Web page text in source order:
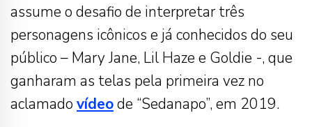
assume o desafio de interpretar três
personagens icônicos e já conhecidos do seu
público – Mary Jane, Lil Haze e Goldie -, que
ganharam as telas pela primeira vez no
aclamado vídeode “Sedanapo”, em 2019.